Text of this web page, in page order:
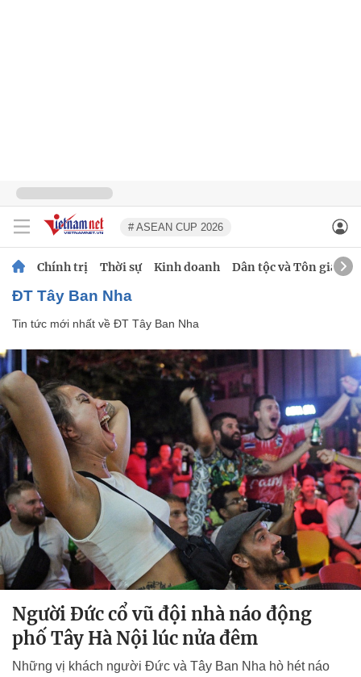
# ASEAN CUP 2026
Chính trị Thời sự Kinh doanh Dân tộc và Tôn giáo
ĐT Tây Ban Nha
Tin tức mới nhất về ĐT Tây Ban Nha
Người Đức cổ vũ đội nhà náo động
phố Tây Hà Nội lúc nửa đêm
Những vị khách người Đức và Tây Ban Nha hò hét náo